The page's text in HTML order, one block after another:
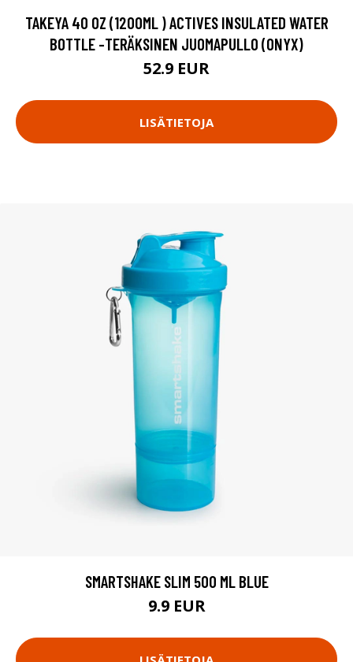
TAKEYA 40 OZ (1200ML ) ACTIVES INSULATED WATER
BOTTLE -TERÄKSINEN JUOMAPULLO (ONYX)
52.9 EUR
LISÄTIETOJA
SMARTSHAKE SLIM 500 ML BLUE
9.9 EUR